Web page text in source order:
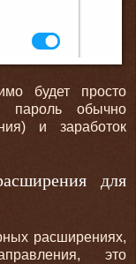
будет просто
пароль обычно
и заработок
для
расширениях,
это